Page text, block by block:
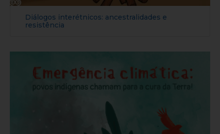
Diálogos interétnicos: ancestralidades e
resistência